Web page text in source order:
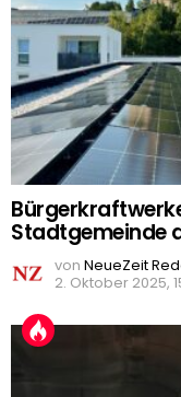
Stadtgemeinde
von NeueZeit
2. Oktober 2025,